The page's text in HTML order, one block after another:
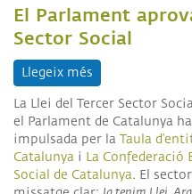
El Parlament
Sector Social
Llegeix més
La Llei del Tercer Sector
el Parlament de Catalunya
impulsada per la Taula
Catalunya i La Confederació
Social de Catalunya. El